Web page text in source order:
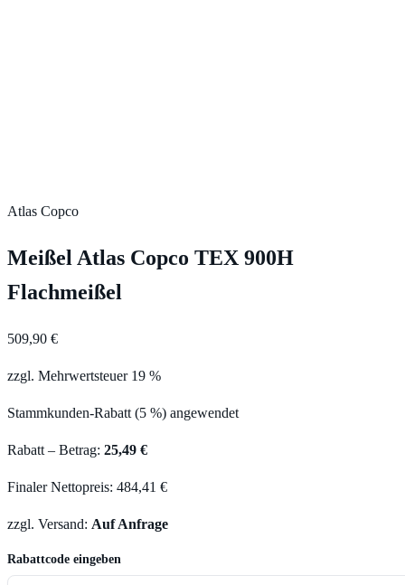
Atlas Copco
Meißel Atlas Copco TEX 900H
Flachmeißel
509,90 €
zzgl. Mehrwertsteuer 19 %
Stammkunden-Rabatt (5 %) angewendet
Rabatt – Betrag: 25,49 €
Finaler Nettopreis: 484,41 €
zzgl. Versand: Auf Anfrage
Rabattcode eingeben